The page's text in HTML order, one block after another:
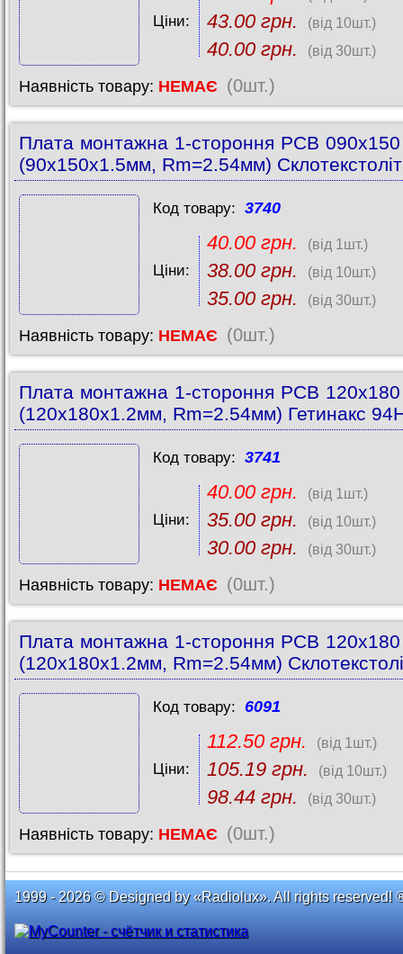
Ціни: 43.00 грн. (від 10шт.)
40.00 грн. (від 30шт.)
Наявність товару: НЕМАЄ (0шт.)
Плата монтажна 1-стороння PCB
(90x150x1.5мм, Rm=2.54мм) Склотекстоліт
Код товару: 3740
Ціни:
40.00 грн. (від 1шт.)
38.00 грн. (від 10шт.)
35.00 грн. (від 30шт.)
Наявність товару: НЕМАЄ (0шт.)
Плата монтажна 1-стороння PCB
(120x180x1.2мм, Rm=2.54мм) Гетинакс
Код товару: 3741
Ціни:
40.00 грн. (від 1шт.)
35.00 грн. (від 10шт.)
30.00 грн. (від 30шт.)
Наявність товару: НЕМАЄ (0шт.)
Плата монтажна 1-стороння PCB
(120x180x1.2мм, Rm=2.54мм)
Код товару: 6091
Ціни:
112.50 грн. (від 1шт.)
105.19 грн. (від 10шт.)
98.44 грн. (від 30шт.)
Наявність товару: НЕМАЄ (0шт.)
1999 - 2026 © Designed by «Radiolux». All rights reserved!